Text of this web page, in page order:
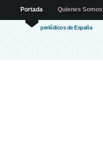
periódicos de España
Portada Quienes Somos